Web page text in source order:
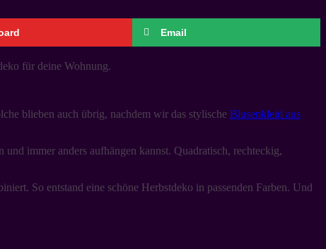
Email
für deine Wohnung.
blieben auch übrig, nachdem wir das stylische Blusenkleid aus
immer anders aufhängen kannst. Quadratisch, rechteckig,
So entstand eine schöne Herbstdeko in passenden Farben. Und